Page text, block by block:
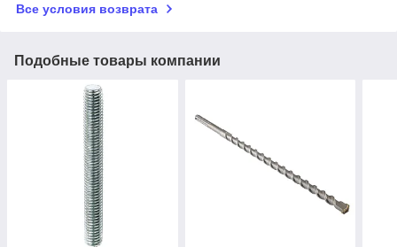
Все условия возврата
Подобные товары компании